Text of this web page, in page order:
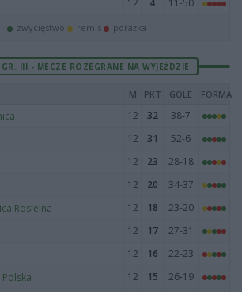
12 4 11-50
zwycięstwo remis porażka
III - MECZE ROZEGRANE NA WYJEŹDZIE
M PKT GOLE FORMA
12 32
38-7
12 31
52-6
12 23
28-18
12 20
34-37
Rosielna 12 18
23-20
12 17
27-31
12 16
22-23
Polska 12 15
26-19